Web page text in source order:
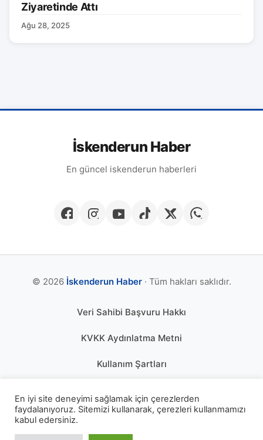
Ziyaretinde Attı
Ağu 28, 2025
İskenderun Haber
En güncel iskenderun haberleri
© 2026 İskenderun Haber· Tüm hakları saklıdır.
Veri Sahibi Başvuru Hakkı
KVKK Aydınlatma Metni
Kullanım Şartları
Çerez Politikası
En iyi site deneyimi sağlamak için çerezlerden
faydalanıyoruz. Sitemizi kullanarak, çerezleri kullanmamızı
kabul edersiniz.